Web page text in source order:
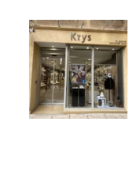
Voir
la
fiche
Voir
la
fiche